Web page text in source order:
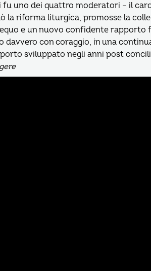
fu uno dei quattro moderatori – il
la riforma liturgica, promosse la
e un nuovo confidente rapporto
davvero con coraggio, in una
sviluppato negli anni post